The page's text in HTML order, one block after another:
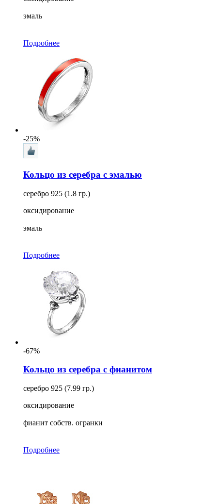
эмаль
Подробнее
-25%
Кольцо из серебра с эмалью
серебро 925 (1.8 гр.)
оксидирование
эмаль
Подробнее
-67%
Кольцо из серебра с фианитом
серебро 925 (7.99 гр.)
оксидирование
фианит собств. огранки
Подробнее